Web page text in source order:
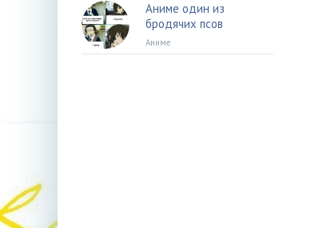
Аниме один из
бродячих псов
Аниме